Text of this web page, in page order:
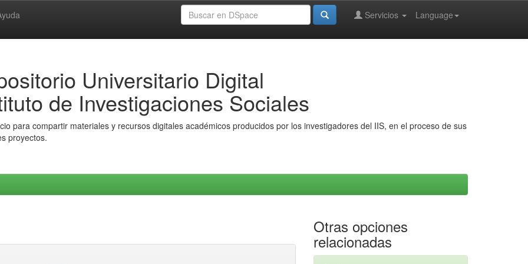
Language
Servicios
Universitario Digital
de Investigaciones Sociales
para compartir materiales y recursos digitales académicos producidos por los investigadores del IIS, en el proceso de sus
proyectos.
Otras opciones
relacionadas